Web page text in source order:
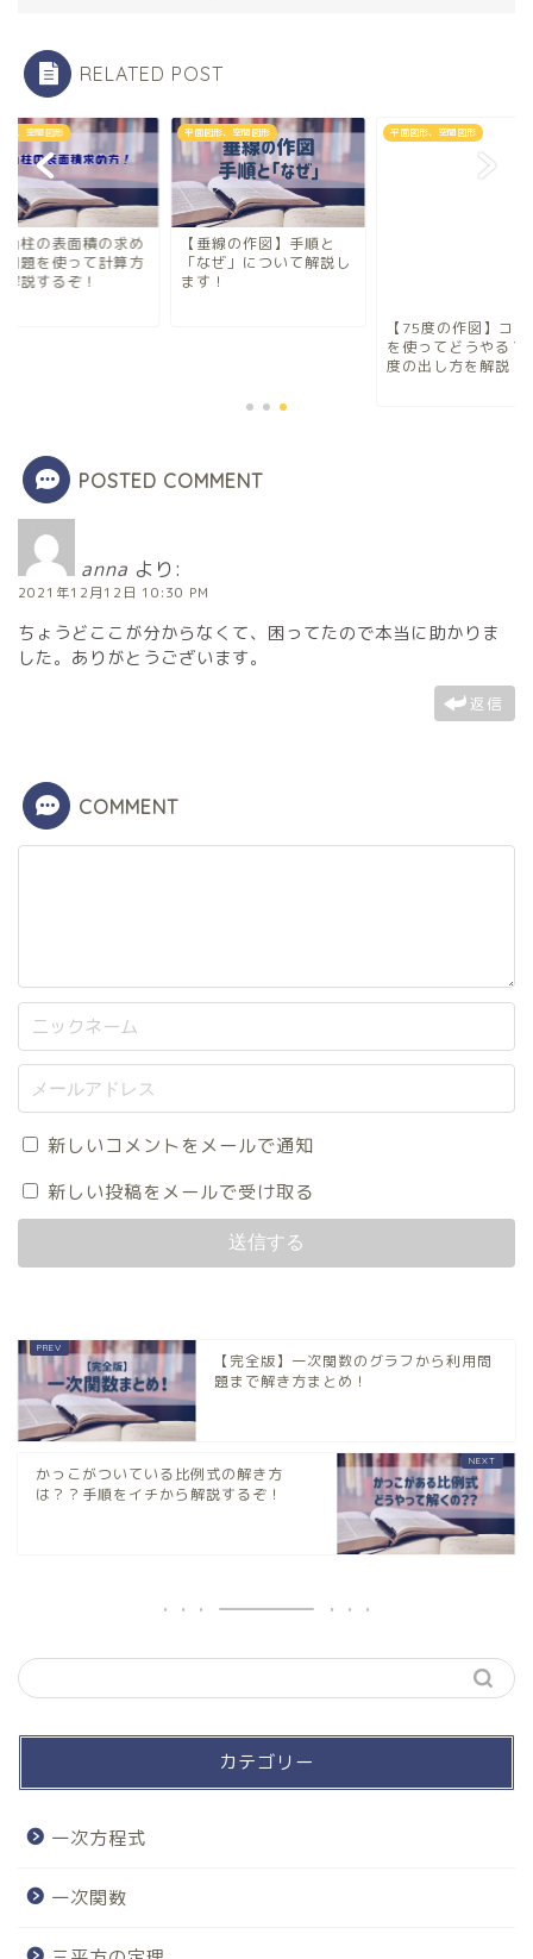
RELATED POST
形、空間図形
柱の表面積の求め
題を使って計算方
説するぞ！
平面図形、空間図形
【垂線の作図】手順と
「なぜ」について解説し
ます！
平面図形、空間図形
【75度の作図】コ
を使ってどうやる？
度の出し方を解説！
POSTED COMMENT
anna より:
2021年12月12日 10:30 PM
ちょうどここが分からなくて、困ってたので本当に助かりま
した。ありがとうございます。
返信
COMMENT
新しいコメントをメールで通知
新しい投稿をメールで受け取る
【完全版】一次関数のグラフから利用問
題まで解き方まとめ！
かっこがついている比例式の解き方
は？？手順をイチから解説するぞ！
カテゴリー
一次方程式
一次関数